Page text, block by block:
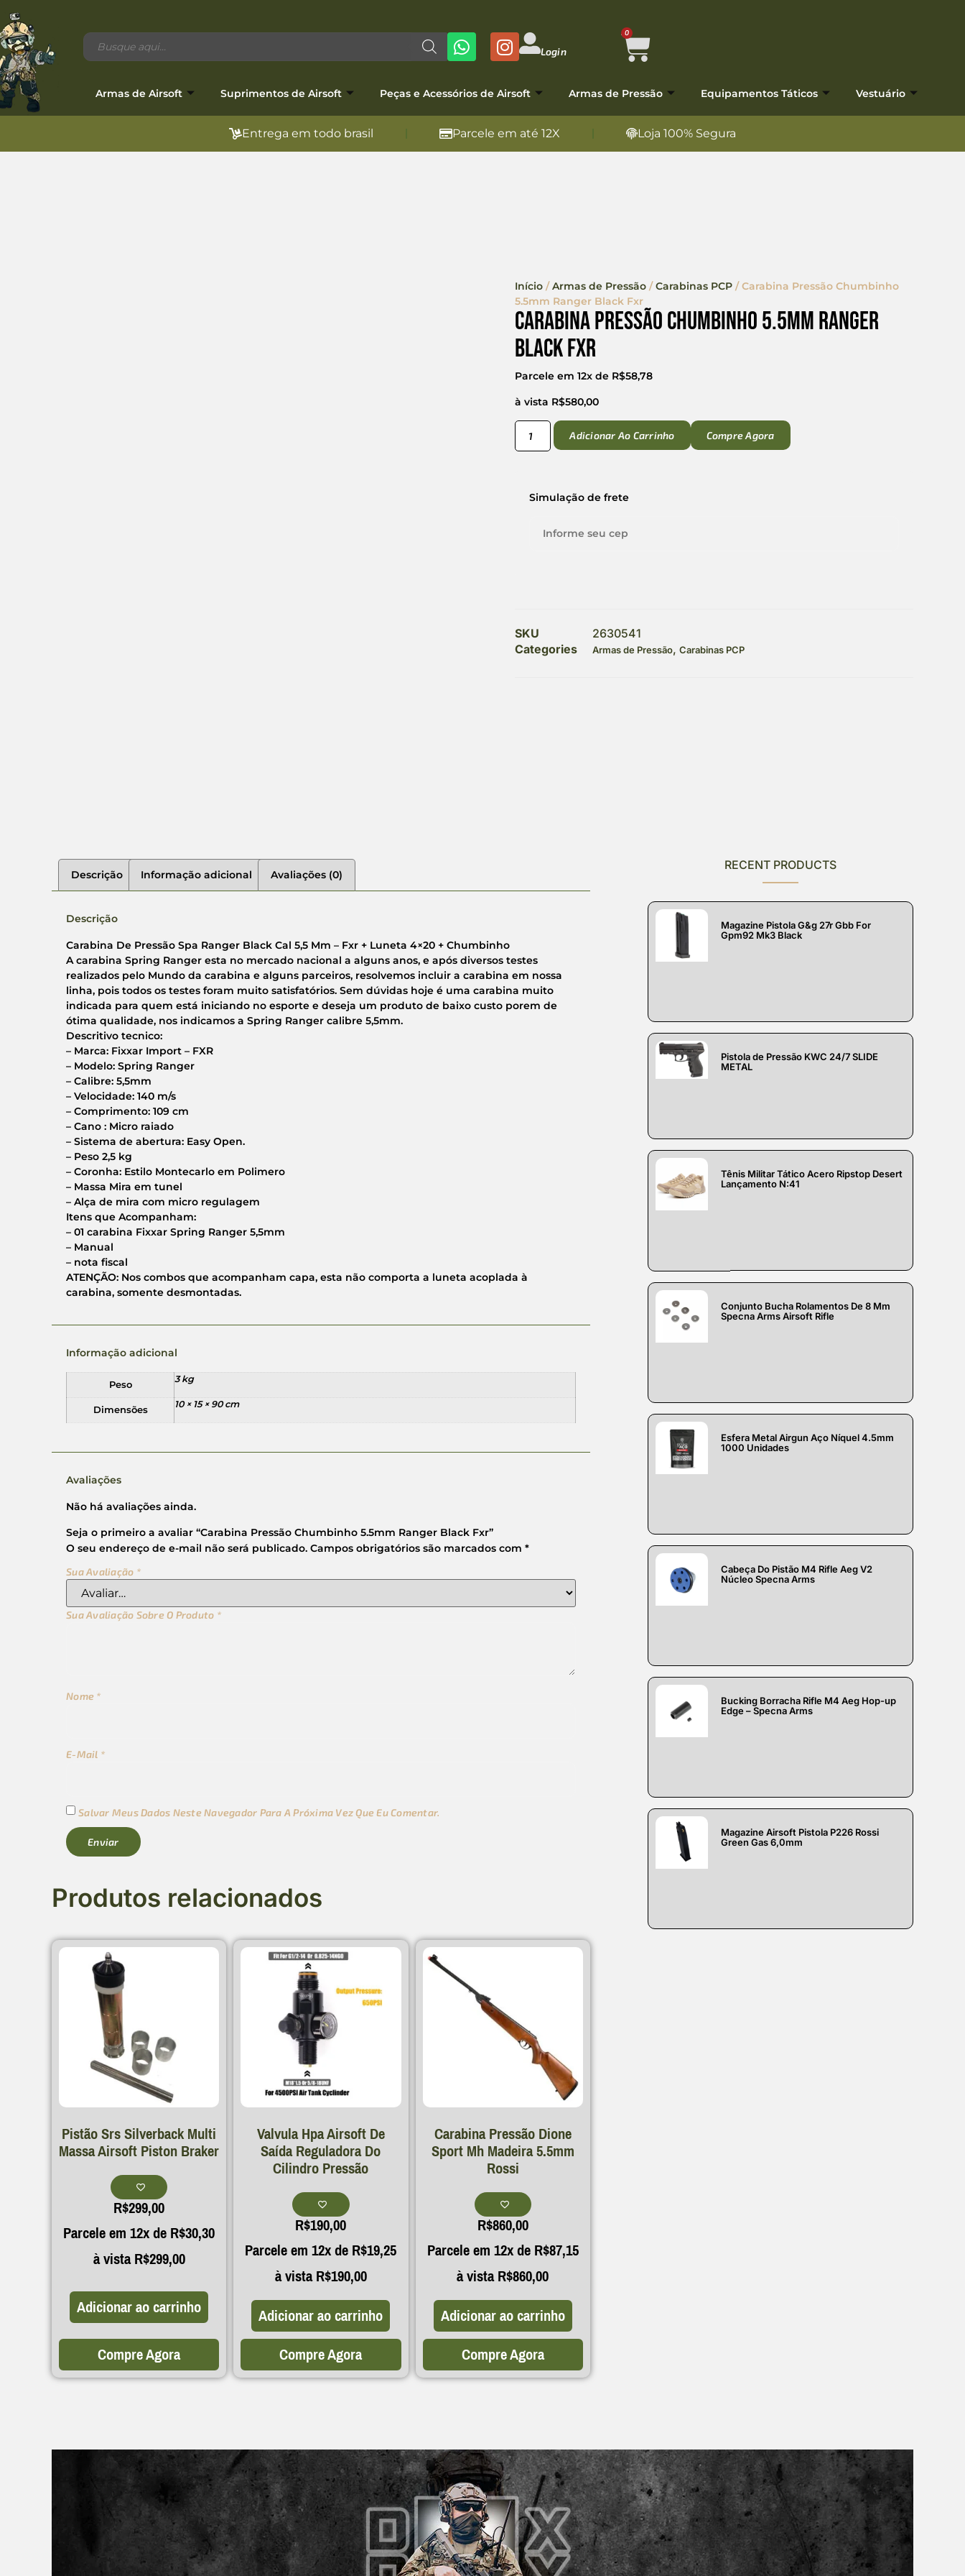
Login
0
Armas de Airsoft Suprimentos de Airsoft Peças e Acessórios de Airsoft Armas de Pressão Equipamentos Táticos Vestuário
Entrega em todo brasil Parcele em até 12X Loja 100% Segura
Início/Armas de Pressão/Carabinas PCP/ Carabina Pressão Chumbinho
5.5mm Ranger Black Fxr
Carabina Pressão Chumbinho 5.5mm Ranger
Black Fxr
Parcele em 12x de R$58,78
à vista R$580,00
Adicionar Ao Carrinho Compre Agora
Simulação de frete
SKU
2630541
Categories
Armas de Pressão, Carabinas PCP
Descrição Informação adicional Avaliações (0)
Descrição
Carabina De Pressão Spa Ranger Black Cal 5,5 Mm – Fxr + Luneta 4×20 + Chumbinho
A carabina Spring Ranger esta no mercado nacional a alguns anos, e após diversos testes
realizados pelo Mundo da carabina e alguns parceiros, resolvemos incluir a carabina em nossa
linha, pois todos os testes foram muito satisfatórios. Sem dúvidas hoje é uma carabina muito
indicada para quem está iniciando no esporte e deseja um produto de baixo custo porem de
ótima qualidade, nos indicamos a Spring Ranger calibre 5,5mm.
Descritivo tecnico:
– Marca: Fixxar Import – FXR
– Modelo: Spring Ranger
– Calibre: 5,5mm
– Velocidade: 140 m/s
– Comprimento: 109 cm
– Cano : Micro raiado
– Sistema de abertura: Easy Open.
– Peso 2,5 kg
– Coronha: Estilo Montecarlo em Polimero
– Massa Mira em tunel
– Alça de mira com micro regulagem
Itens que Acompanham:
– 01 carabina Fixxar Spring Ranger 5,5mm
– Manual
– nota fiscal
ATENÇÃO: Nos combos que acompanham capa, esta não comporta a luneta acoplada à
carabina, somente desmontadas.
Informação adicional
Peso
3 kg
Dimensões
10 × 15 × 90 cm
Avaliações
Não há avaliações ainda.
Seja o primeiro a avaliar “Carabina Pressão Chumbinho 5.5mm Ranger Black Fxr”
O seu endereço de e-mail não será publicado. Campos obrigatórios são marcados com *
Sua Avaliação *
Sua Avaliação Sobre O Produto *
Nome *
E-Mail *
Salvar Meus Dados Neste Navegador Para A Próxima Vez Que Eu Comentar.
Produtos relacionados
Pistão Srs Silverback Multi
Massa Airsoft Piston Braker
R$299,00
Parcele em 12x deR$30,30
à vistaR$299,00
Adicionar ao carrinho
Compre Agora
Valvula Hpa Airsoft De
Saída Reguladora Do
Cilindro Pressão
R$190,00
Parcele em 12x deR$19,25
à vistaR$190,00
Adicionar ao carrinho
Compre Agora
Carabina Pressão Dione
Sport Mh Madeira 5.5mm
Rossi
R$860,00
Parcele em 12x deR$87,15
à vistaR$860,00
Adicionar ao carrinho
Compre Agora
RECENT PRODUCTS
Magazine Pistola G&g 27r Gbb For
Gpm92 Mk3 Black
Pistola de Pressão KWC 24/7 SLIDE
METAL
Tênis Militar Tático Acero Ripstop Desert
Lançamento N:41
Conjunto Bucha Rolamentos De 8 Mm
Specna Arms Airsoft Rifle
Esfera Metal Airgun Aço Níquel 4.5mm
1000 Unidades
Cabeça Do Pistão M4 Rifle Aeg V2
Núcleo Specna Arms
Bucking Borracha Rifle M4 Aeg Hop-up
Edge – Specna Arms
Magazine Airsoft Pistola P226 Rossi
Green Gas 6,0mm